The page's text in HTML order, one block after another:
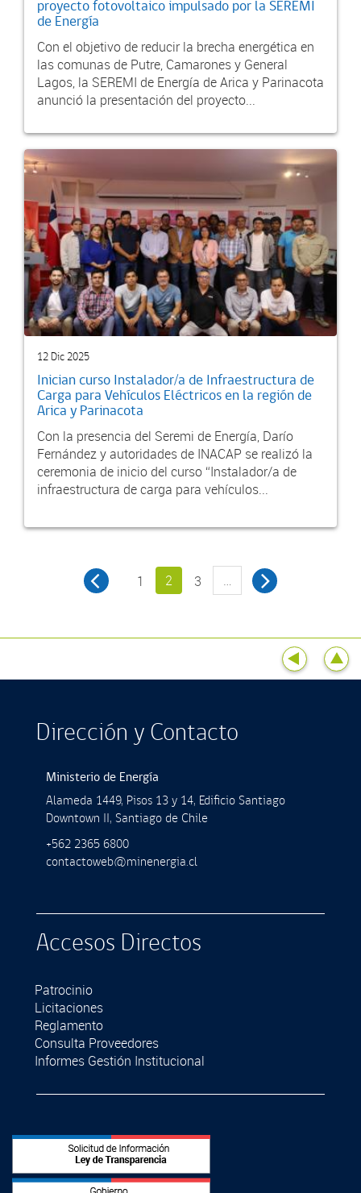
proyecto fotovoltaico impulsado por la SEREMI
de Energía
Con el objetivo de reducir la brecha energética en
las comunas de Putre, Camarones y General
Lagos, la SEREMI de Energía de Arica y Parinacota
anunció la presentación del proyecto...
12 Dic 2025
Inician curso Instalador/a de Infraestructura de
Carga para Vehículos Eléctricos en la región de
Arica y Parinacota
Con la presencia del Seremi de Energía, Darío
Fernández y autoridades de INACAP se realizó la
ceremonia de inicio del curso “Instalador/a de
infraestructura de carga para vehículos...
1 2 3 …
Dirección y Contacto
Ministerio de Energía
Alameda 1449, Pisos 13 y 14, Ediﬁcio Santiago
Downtown II, Santiago de Chile
+562 2365 6800
contactoweb@minenergia.cl
Accesos Directos
Patrocinio
Licitaciones
Reglamento
Consulta Proveedores
Informes Gestión Institucional